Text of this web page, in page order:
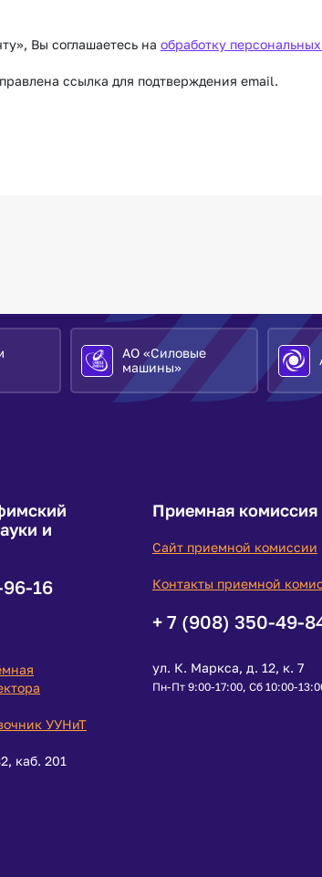
Вы соглашаетесь на обработку
ссылка для подтверждения email.
АО «Силовые
машины»
АО
и
16
УУНиТ
каб. 201
Приемная комиссия
Сайт приемной комиссии
Контакты приемной
+ 7 (908) 350-49-
ул. К. Маркса, д. 12, к. 7
Пн-Пт 9:00-17:00, Сб 10:00-